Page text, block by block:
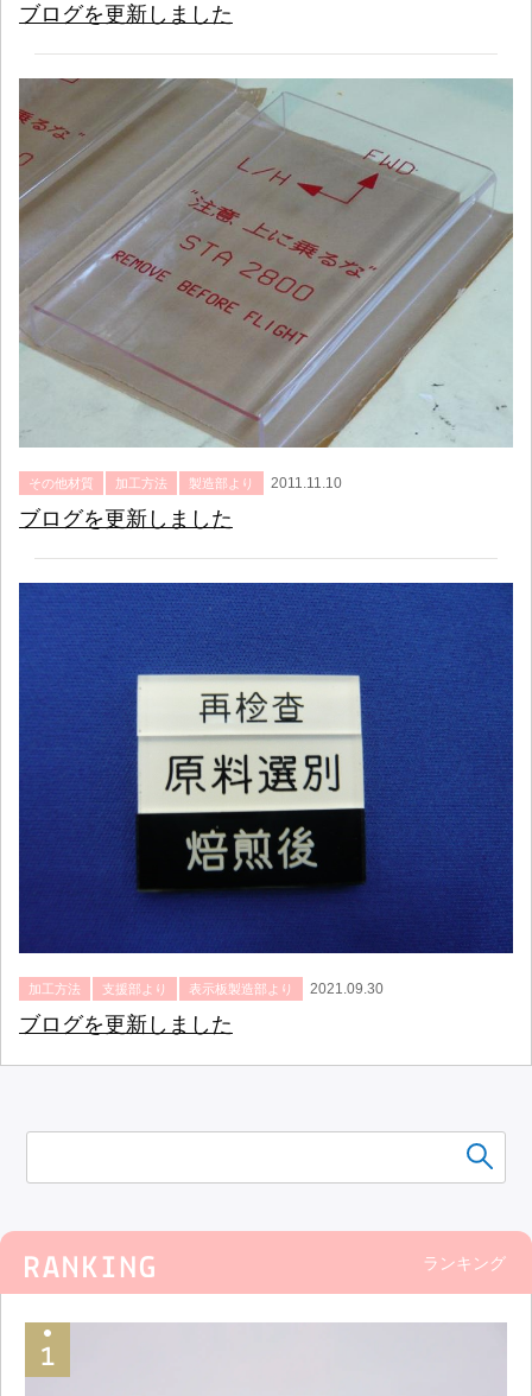
ランキング
ブログを更新しました
その他材質 加工方法 製造部より 2011.11.10
ブログを更新しました
加工方法 支援部より 表示板製造部より 2021.09.30
ブログを更新しました